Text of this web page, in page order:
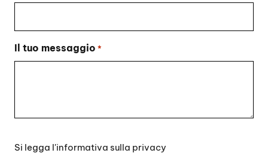
Il tuo messaggio *
legga
Si legga l'informativa sulla privacy